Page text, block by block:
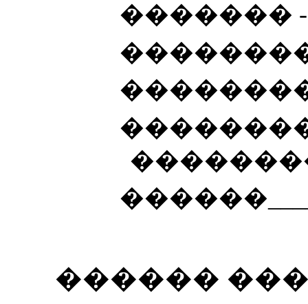
������� -
��������
������